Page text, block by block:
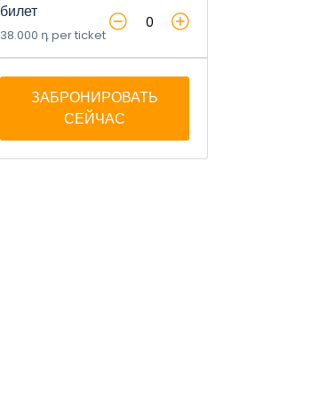
билет
38.000 դ per ticket
ЗАБРОНИРОВАТЬ
СЕЙЧАС